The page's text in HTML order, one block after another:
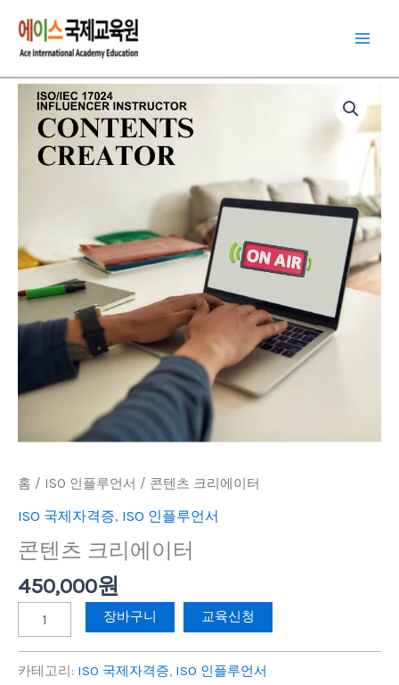
로
홈 / ISO 인플루언서 / 콘텐츠 크리에이터
ISO 국제자격증, ISO 인플루언서
콘텐츠 크리에이터
450,000원
콘
터
량
장바구니 교육신청
카테고리: ISO 국제자격증, ISO 인플루언서